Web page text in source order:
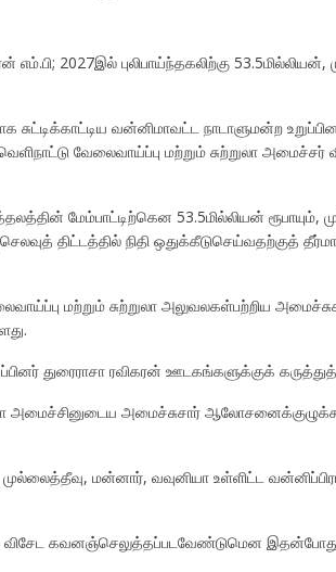
எம்.பி; 2027இல் புலிபாய்ந்தகலிற்கு
வன்னிமாவட்ட நாடாளுமன்ற
வேலைவாய்ப்பு மற்றும் சுற்றுலா அமைச்சர்
மேம்பாட்டிற்கென 53.5மில்லியன் ரூபாயும்,
திட்டத்தில் நிதி ஒதுக்கீடுசெய்வதற்குத்
மற்றும் சுற்றுலா அலுவலகள்பற்றிய
துரைராசா ரவிகரன் ஊடகங்களுக்குக்
அமைச்சினுடைய அமைச்சுசார்
மன்னார், வவுனியா உள்ளிட்ட
விசேட கவனஞ்செலுத்தப்படவேண்டுமென